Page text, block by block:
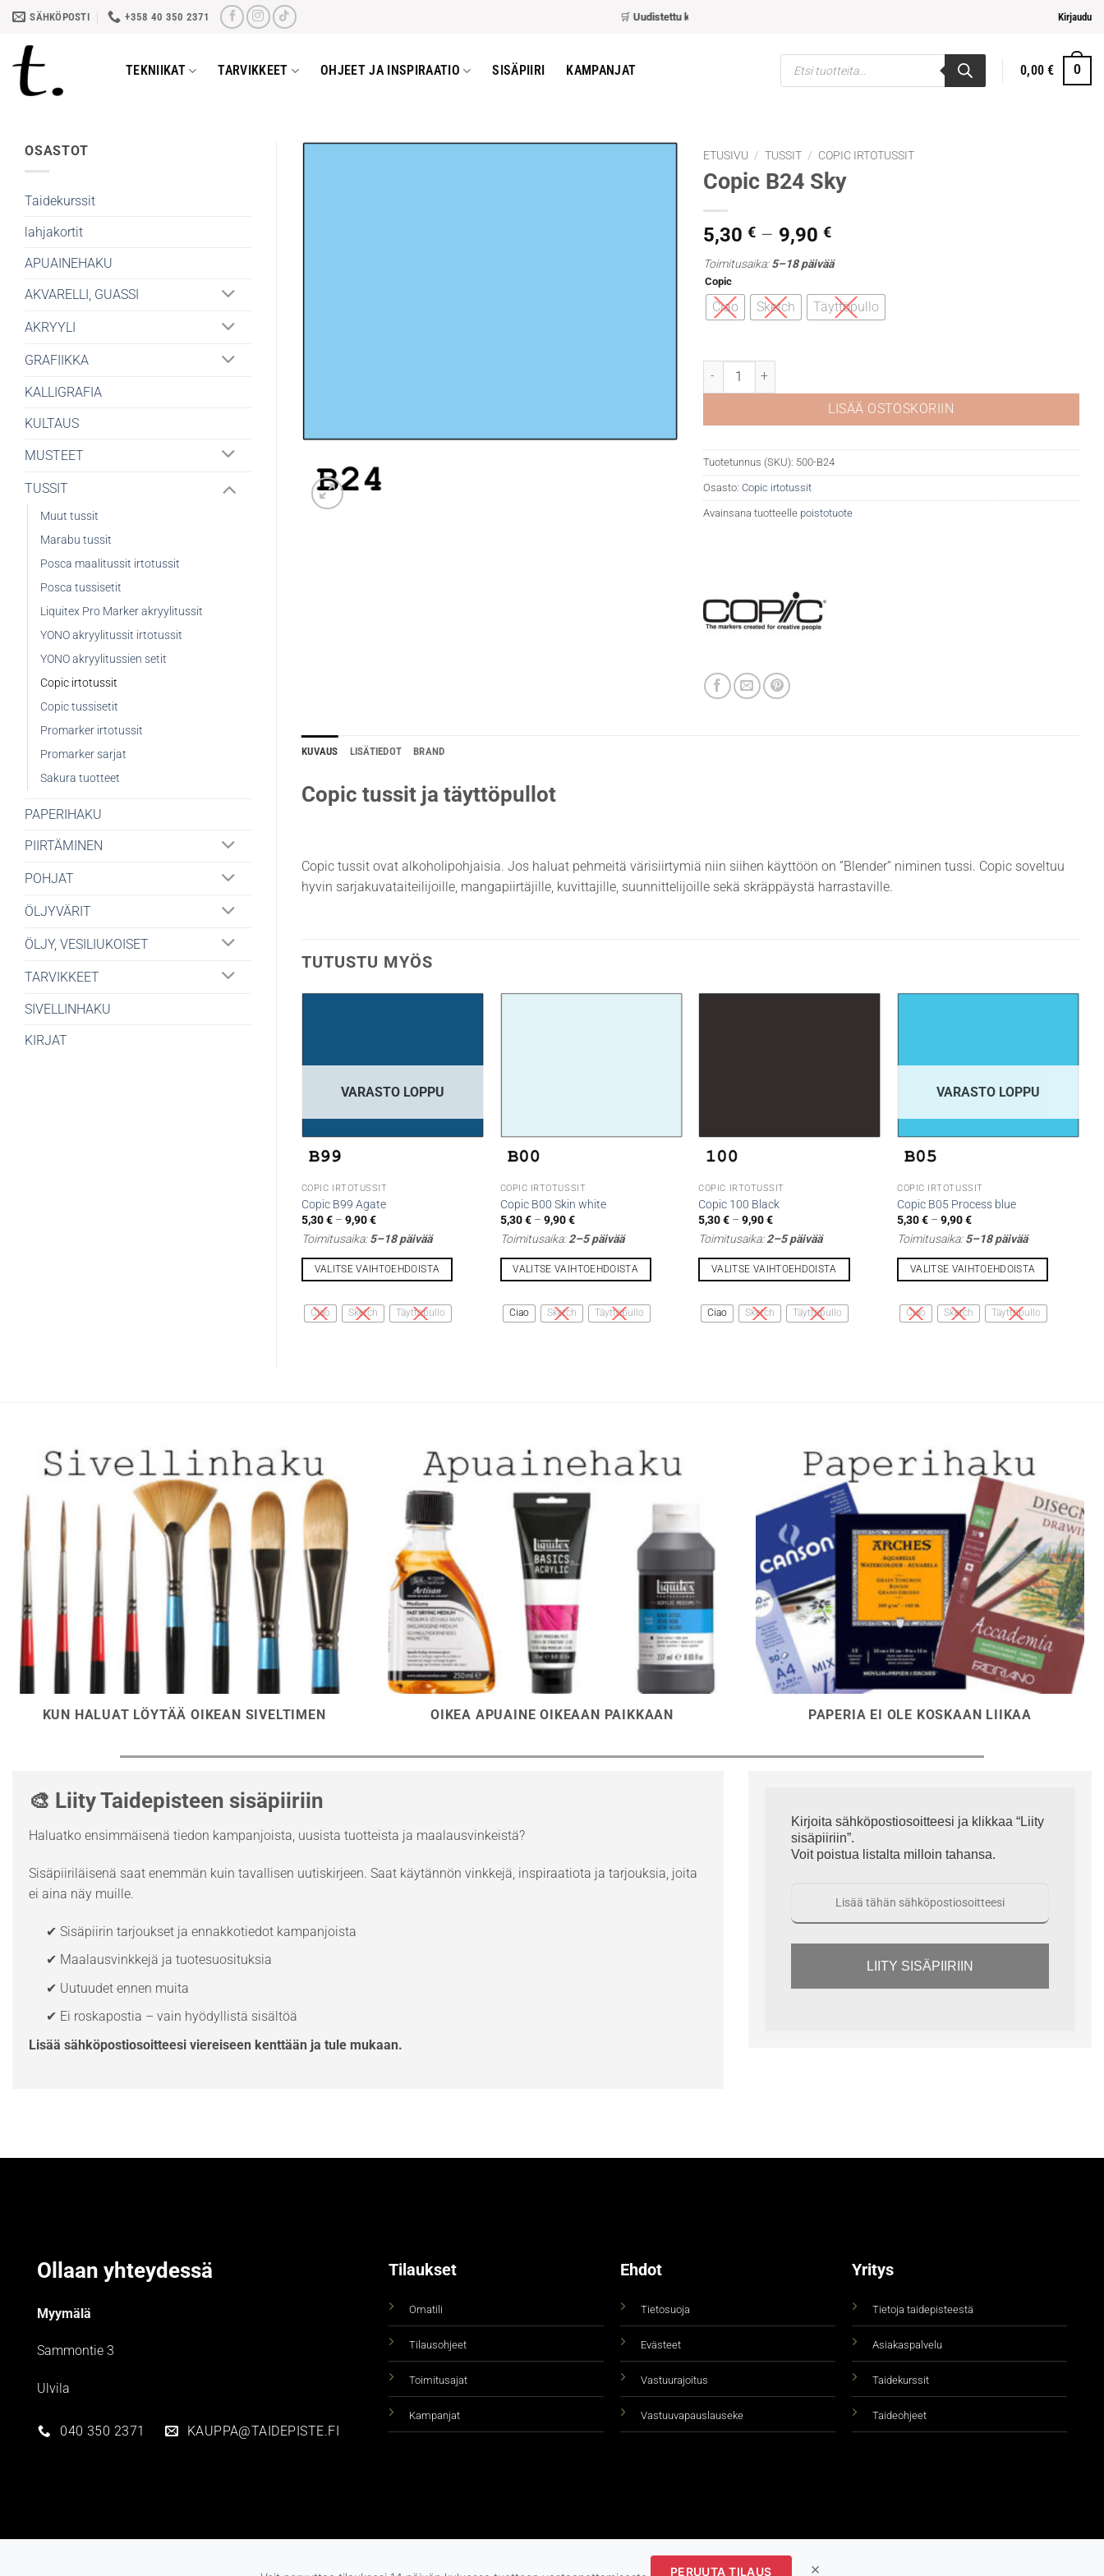
Skip
content
SÄHKÖPOSTI +358 40 350 2371 Uudistettu kassa Kirjaudu
TEKNIIKAT TARVIKKEET OHJEET JA INSPIRAATIO SISÄPIIRI KAMPANJAT
Products
search
0,00€ 0
OSASTOT
Taidekurssit
lahjakortit
APUAINEHAKU
AKVARELLI, GUASSI
AKRYYLI
GRAFIIKKA
KALLIGRAFIA
KULTAUS
MUSTEET
TUSSIT
Muut tussit
Marabu tussit
Posca maalitussit irtotussit
Posca tussisetit
Liquitex Pro Marker akryylitussit
YONO akryylitussit irtotussit
YONO akryylitussien setit
Copic irtotussit
Copic tussisetit
Promarker irtotussit
Promarker sarjat
Sakura tuotteet
PAPERIHAKU
PIIRTÄMINEN
POHJAT
ÖLJYVÄRIT
ÖLJY, VESILIUKOISET
TARVIKKEET
SIVELLINHAKU
KIRJAT
ETUSIVU / TUSSIT / COPIC IRTOTUSSIT
Copic B24 Sky
5,30 € – 9,90 €Hintaluokka:
5,30 €
-
9,90 €
Toimitusaika:5–18 päivää
Copic
Ciao Sketch Täyttöpullo
Copic B24 Sky määrä
LISÄÄ OSTOSKORIIN
Tuotetunnus (SKU): 500-B24
Osasto: Copic irtotussit
Avainsana tuotteelle poistotuote
KUVAUS LISÄTIEDOT BRAND
Copic tussit ja täyttöpullot
Copic tussit ovat alkoholipohjaisia. Jos haluat pehmeitä värisiirtymiä niin siihen käyttöön on ”Blender” niminen tussi. Copic soveltuu
hyvin sarjakuvataiteilijoille, mangapiirtäjille, kuvittajille, suunnittelijoille sekä skräppäystä harrastaville.
TUTUSTU MYÖS
VARASTO LOPPU
COPIC IRTOTUSSIT
Copic B99 Agate
5,30€ – 9,90€Hintaluokka:
-
Toimitusaika:5–18 päivää
VALITSE VAIHTOEHDOISTA
tuotteella
sivulla.
Ciao Sketch Täyttöpullo
COPIC IRTOTUSSIT
Copic B00 Skin white
5,30€ – 9,90€Hintaluokka:
-
Toimitusaika:2–5 päivää
VALITSE VAIHTOEHDOISTA
tuotteella
sivulla.
Ciao Sketch Täyttöpullo
COPIC IRTOTUSSIT
Copic 100 Black
5,30€ – 9,90€Hintaluokka:
-
Toimitusaika:2–5 päivää
VALITSE VAIHTOEHDOISTA
tuotteella
Ciao Sketch Täyttöpullo
VARASTO LOPPU
COPIC IRTOTUSSIT
Copic B05 Process blue
5,30€ – 9,90€Hintaluokka:
-
Toimitusaika:5–18 päivää
VALITSE VAIHTOEHDOISTA
tuotteella
sivulla.
Ciao Sketch Täyttöpullo
KUN HALUAT LÖYTÄÄ OIKEAN SIVELTIMEN OIKEA APUAINE OIKEAAN PAIKKAAN PAPERIA EI OLE KOSKAAN LIIKAA
🎨 Liity Taidepisteen sisäpiiriin
Haluatko ensimmäisenä tiedon kampanjoista, uusista tuotteista ja maalausvinkeistä?
Sisäpiiriläisenä saat enemmän kuin tavallisen uutiskirjeen. Saat käytännön vinkkejä, inspiraatiota ja tarjouksia, joita
ei aina näy muille.
✔ Sisäpiirin tarjoukset ja ennakkotiedot kampanjoista
✔ Maalausvinkkejä ja tuotesuosituksia
✔ Uutuudet ennen muita
✔ Ei roskapostia – vain hyödyllistä sisältöä
Lisää sähköpostiosoitteesi viereiseen kenttään ja tule mukaan.
Kirjoita sähköpostiosoitteesi ja klikkaa “Liity
sisäpiiriin”.
Voit poistua listalta milloin tahansa.
LIITY SISÄPIIRIIN
Ollaan yhteydessä
Myymälä
Sammontie 3
Ulvila
040 350 2371 KAUPPA@TAIDEPISTE.FI
Tilaukset
Omatili
Tilausohjeet
Toimitusajat
Kampanjat
Ehdot
Tietosuoja
Evästeet
Vastuurajoitus
Vastuuvapauslauseke
Yritys
Tietoja taidepisteestä
Asiakaspalvelu
Taidekurssit
Taideohjeet
Copyright 2026 ©taidepiste.fi PERUUTA TILAUS ×